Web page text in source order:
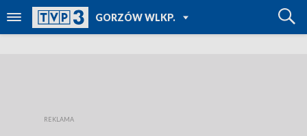
GORZÓW WLKP.
TVP REGIONY